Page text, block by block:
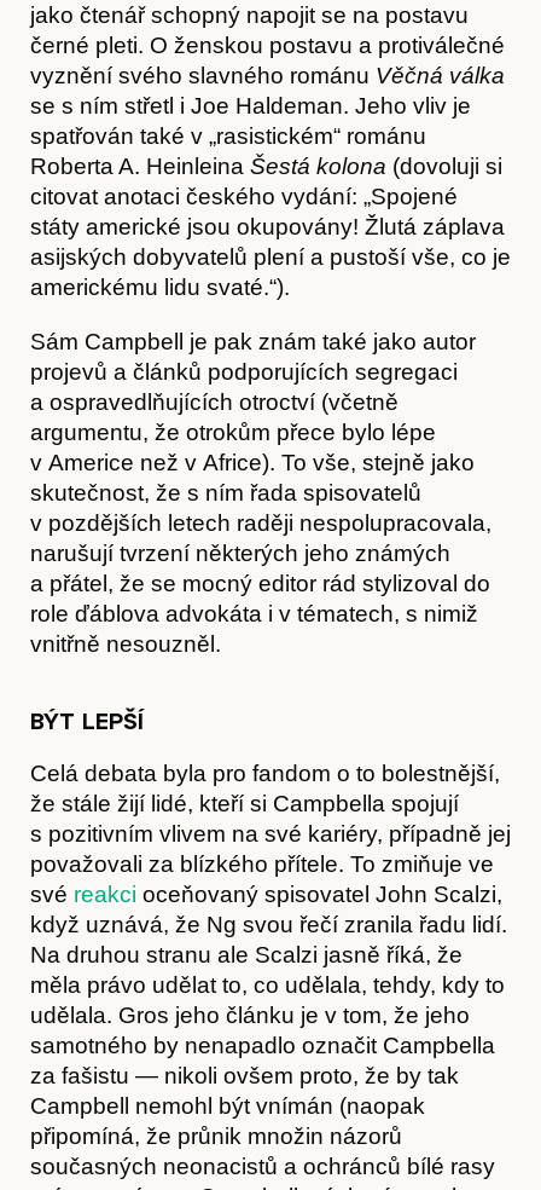
Časopis
Hostcast
jako čtenář schopný napojit se na postavu
černé pleti. O ženskou postavu a protiválečné
vyznění svého slavného románu Věčná válka
se s ním střetl i Joe Haldeman. Jeho vliv je
spatřován také v „rasistickém“ románu
Roberta A. Heinleina Šestá kolona (dovoluji si
citovat anotaci českého vydání: „Spojené
státy americké jsou okupovány! Žlutá záplava
asijských dobyvatelů plení a pustoší vše, co je
americkému lidu svaté.“).
Sám Campbell je pak znám také jako autor
projevů a článků podporujících segregaci
a ospravedlňujících otroctví (včetně
argumentu, že otrokům přece bylo lépe
v Americe než v Africe). To vše, stejně jako
skutečnost, že s ním řada spisovatelů
v pozdějších letech raději nespolupracovala,
narušují tvrzení některých jeho známých
a přátel, že se mocný editor rád stylizoval do
role ďáblova advokáta i v tématech, s nimiž
vnitřně nesouzněl.
BÝT LEPŠÍ
Celá debata byla pro fandom o to bolestnější,
že stále žijí lidé, kteří si Campbella spojují
s pozitivním vlivem na své kariéry, případně jej
považovali za blízkého přítele. To zmiňuje ve
své reakci oceňovaný spisovatel John Scalzi,
když uznává, že Ng svou řečí zranila řadu lidí.
Na druhou stranu ale Scalzi jasně říká, že
měla právo udělat to, co udělala, tehdy, kdy to
udělala. Gros jeho článku je v tom, že jeho
samotného by nenapadlo označit Campbella
za fašistu — nikoli ovšem proto, že by tak
Campbell nemohl být vnímán (naopak
připomíná, že průnik množin názorů
současných neonacistů a ochránců bílé rasy